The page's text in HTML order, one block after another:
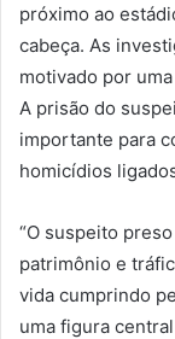
próximo ao
cabeça. As
motivado por
A prisão do
importante para
homicídios
“O suspeito
patrimônio e
vida cumprindo
uma figura